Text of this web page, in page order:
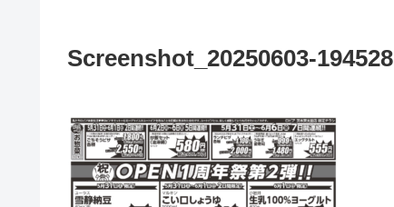
Screenshot_20250603-194528